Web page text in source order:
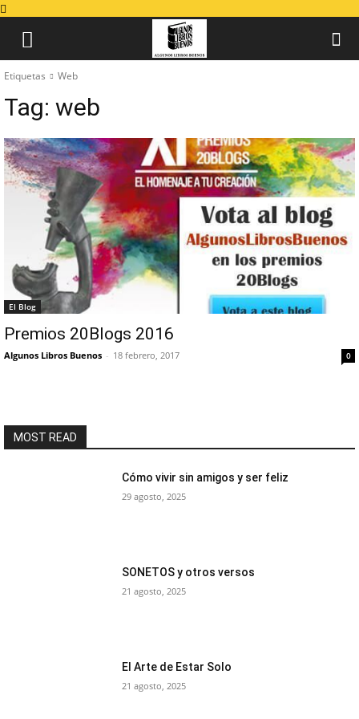
Etiquetas Web
Tag: web
El Blog
Premios 20Blogs 2016
Algunos Libros Buenos - 18 febrero, 2017 0
MOST READ
Cómo vivir sin amigos y ser feliz
29 agosto, 2025
SONETOS y otros versos
21 agosto, 2025
El Arte de Estar Solo
21 agosto, 2025